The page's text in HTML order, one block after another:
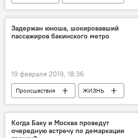
Задержан юноша, шокировавший
пассажиров бакинского метро
19 февраля 2019, 18:36
Происшествия
ЖИЗНЬ
Азербайджан
Новости
Происшествия в Азербайджане
Когда Баку и Москва проведут
очередную встречу по демаркации